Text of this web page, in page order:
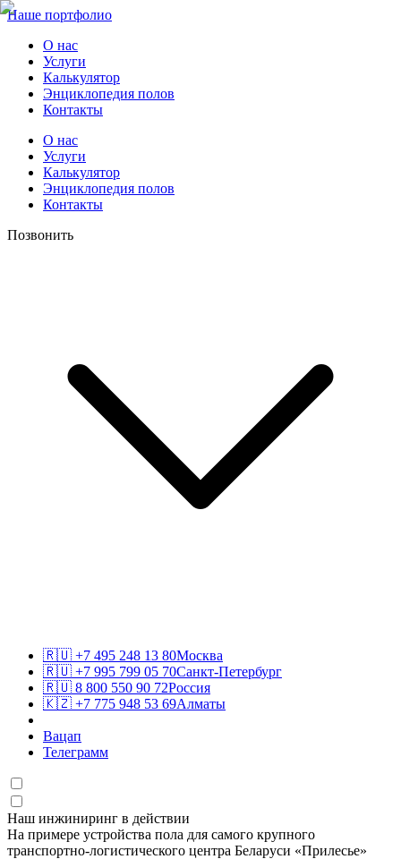
Наше портфолио
О нас
Услуги
Калькулятор
Энциклопедия полов
Контакты
О нас
Услуги
Калькулятор
Энциклопедия полов
Контакты
Позвонить
🇷🇺 +7 495 248 13 80Москва
🇷🇺 +7 995 799 05 70Санкт-Петербург
🇷🇺 8 800 550 90 72Россия
🇰🇿 +7 775 948 53 69Алматы
Вацап
Телеграмм
Наш инжиниринг в действии
На примере устройства пола для самого крупного
транспортно-логистического центра Беларуси «Прилесье»